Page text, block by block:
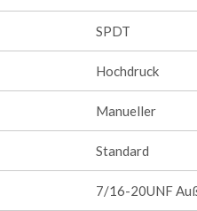
SPDT
Hochdruck
Manueller
Standard
7/16-20UNF